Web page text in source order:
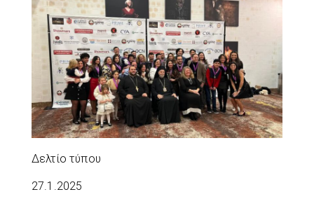
Δελτίο τύπου
27.1.2025